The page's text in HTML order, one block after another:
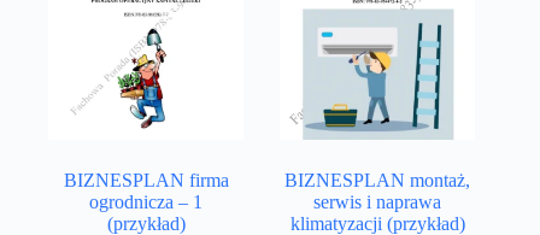
BIZNESPLAN firma
ogrodnicza – 1
(przykład)
BIZNESPLAN montaż,
serwis i naprawa
klimatyzacji (przykład)